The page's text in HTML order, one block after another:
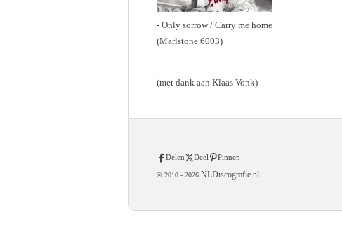
- Only sorrow / Carry me home
(Marlstone 6003)
(met dank aan Klaas Vonk)
Delen Deel Pinnen
© 2010 - 2026 NLDiscografie.nl